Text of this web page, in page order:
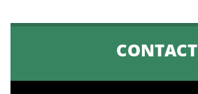
CONTACT